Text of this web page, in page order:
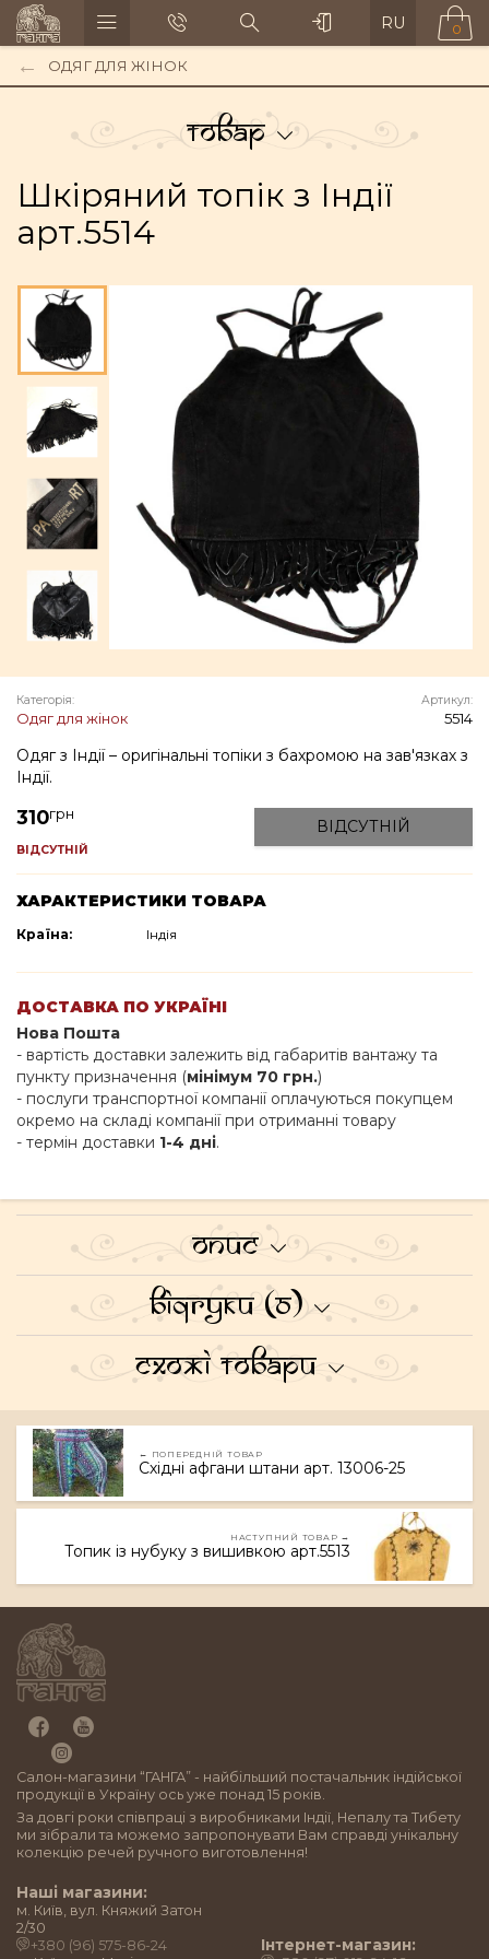
RU 0
ОДЯГ ДЛЯ ЖІНОК
Товар
Шкіряний топік з Індії
арт.5514
Категорія:
Одяг для жінок
Артикул:
5514
Одяг з Індії – оригінальні топіки з бахромою на зав'язках з
Індії.
310грн
ВІДСУТНІЙ
ВІДСУТНІЙ
ХАРАКТЕРИСТИКИ ТОВАРА
Країна: Індія
ДОСТАВКА ПО УКРАЇНІ
Нова Пошта
- вартість доставки залежить від габаритів вантажу та
пункту призначення (мінімум 70 грн.)
- послуги транспортної компанії оплачуються покупцем
окремо на складі компанії при отриманні товару
- термін доставки 1-4 дні.
Опис
Відгуки (0)
Схожі товари
← ПОПЕРЕДНІЙ ТОВАР
Східні афгани штани арт. 13006-25
НАСТУПНИЙ ТОВАР →
Топик із нубуку з вишивкою арт.5513
Салон-магазини “ГАНГА” - найбільший постачальник індійської
продукції в Україну ось уже понад 15 років.
За довгі роки співпраці з виробниками Індії, Непалу та Тибету
ми зібрали та можемо запропонувати Вам справді унікальну
колекцію речей ручного виготовлення!
Наші магазини:
м. Київ, вул. Княжий Затон
2/30
+380 (96) 575-86-24
Інтернет-магазин: